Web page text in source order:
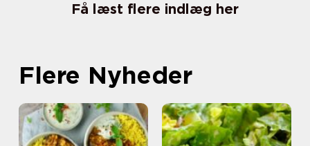
Få læst flere indlæg her
Flere Nyheder